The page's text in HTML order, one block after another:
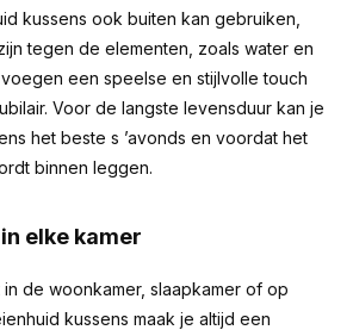
kussens ook buiten kan gebruiken,
tegen de elementen, zoals water en
een speelse en stijlvolle touch
Voor de langste levensduur kan je
het beste s ’avonds en voordat het
binnen leggen.
elke kamer
de woonkamer, slaapkamer of op
kussens maak je altijd een